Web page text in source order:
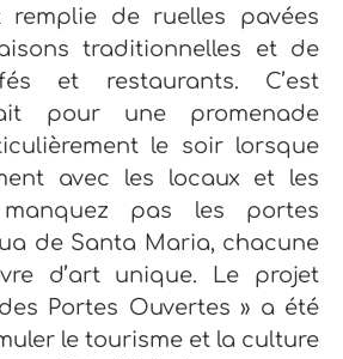
remplie de ruelles pavées
traditionnelles et de
et restaurants. C’est
pour une promenade
le soir lorsque
avec les locaux et les
pas les portes
de Santa Maria, chacune
d’art unique. Le projet
Portes Ouvertes » a été
le tourisme et la culture